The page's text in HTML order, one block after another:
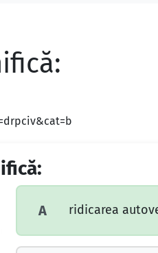
A ridicarea